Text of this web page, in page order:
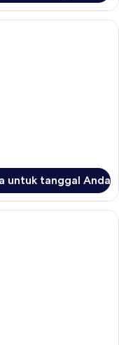
Premium | Seprai
untuk tanggal Anda
bantalan ekstra